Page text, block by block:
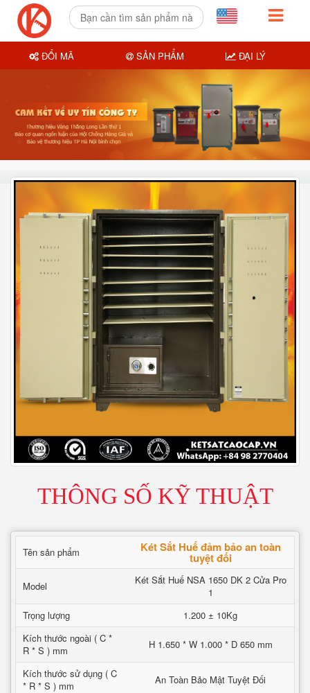
THÔNG SỐ KỸ THUẬT
Tên sản phẩm Két Sắt Huế đảm bảo an toàn
tuyệt đối
Model
Két Sắt Huế NSA 1650 DK 2 Cửa Pro
1
Trọng lượng
1.200 ± 10Kg
Kích thước ngoài ( C *
R * S ) mm
H 1.650 * W 1.000 * D 650 mm
Kích thước sử dụng ( C
* R * S ) mm
An Toàn Bảo Mật Tuyệt Đối
ĐỔI MÃ SẢN PHẨM ĐẠI LÝ